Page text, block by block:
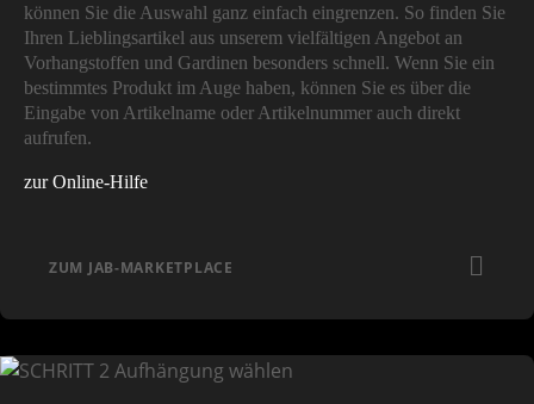
können Sie die Auswahl ganz einfach eingrenzen. So finden Sie
Ihren Lieblingsartikel aus unserem vielfältigen Angebot an
Vorhangstoffen und Gardinen besonders schnell. Wenn Sie ein
bestimmtes Produkt im Auge haben, können Sie es über die
Eingabe von Artikelname oder Artikelnummer auch direkt
aufrufen.
zur Online-Hilfe
ZUM JAB-MARKETPLACE